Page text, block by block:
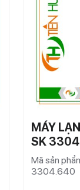
MÁY
SK
Mã sản
3304.640